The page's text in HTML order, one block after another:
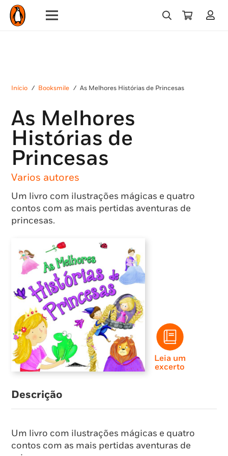
Início / Booksmile / As Melhores Histórias de Princesas
As Melhores
Histórias de
Princesas
Varios autores
Um livro com ilustrações mágicas e quatro
contos com as mais pertidas aventuras de
princesas.
Leia um
excerto
Descrição
Um livro com ilustrações mágicas e quatro
contos com as mais pertidas aventuras de